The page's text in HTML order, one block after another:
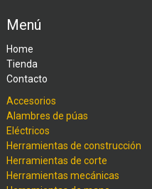
Menú
Home
Tienda
Contacto
Accesorios
Alambres de púas
Eléctricos
Herramientas de construcción
Herramientas de corte
Herramientas mecánicas